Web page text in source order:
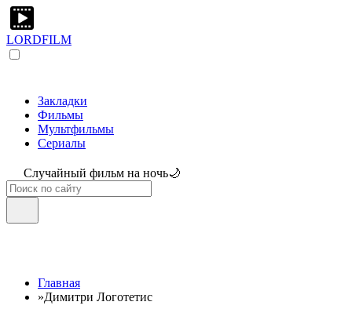
LORDFILM
Закладки
Фильмы
Мультфильмы
Сериалы
Случайный фильм на ночь🌙
Главная
»Димитри Логотетис